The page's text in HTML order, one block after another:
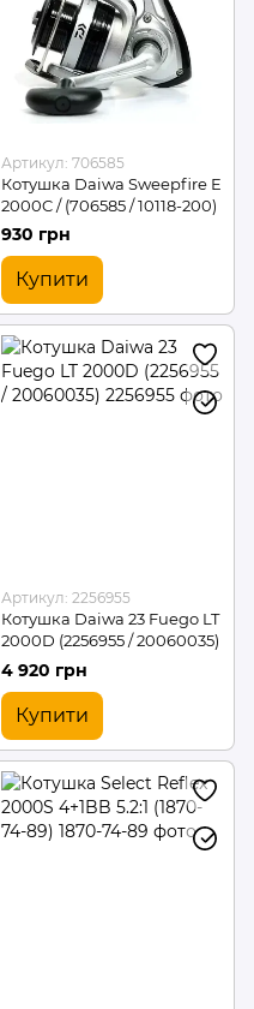
Артикул: 706585
Котушка Daiwa Sweepfire E
2000C / (706585 / 10118-200)
930 грн
Купити
Артикул: 2256955
Котушка Daiwa 23 Fuego LT
2000D (2256955 / 20060035)
4 920 грн
Купити